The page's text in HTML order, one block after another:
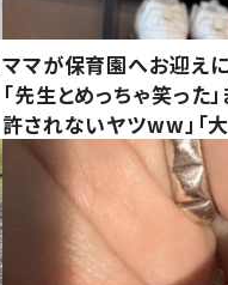
ママが保育園へお迎
「先生とめっちゃ笑った
許されないヤツww」「